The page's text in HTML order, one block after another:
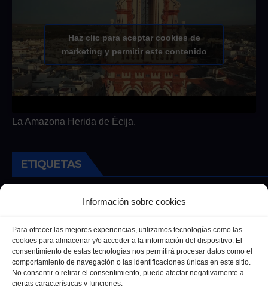
Información sobre cookies
Para ofrecer las mejores experiencias, utilizamos tecnologías como las
cookies para almacenar y/o acceder a la información del dispositivo. El
consentimiento de estas tecnologías nos permitirá procesar datos como el
comportamiento de navegación o las identificaciones únicas en este sitio.
No consentir o retirar el consentimiento, puede afectar negativamente a
ciertas características y funciones.
Haz clic para aceptar cookies de
marketing y permitir este contenido
La Amazona Herida de Écija.
ETIQUETAS
Andalucía Cultura Deportes